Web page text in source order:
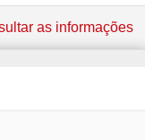
as informações